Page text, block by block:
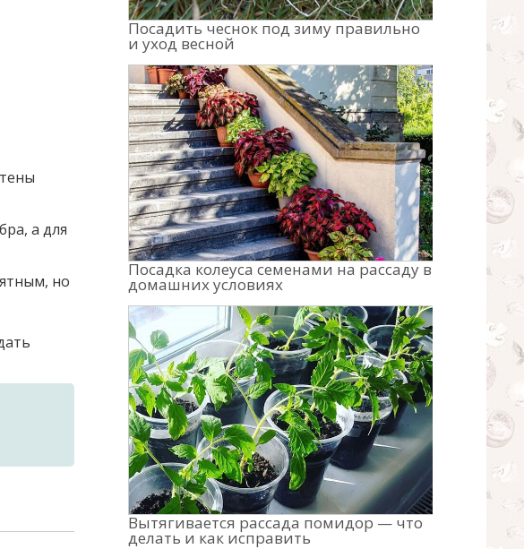
а для
но
Посадить чеснок под зиму правильно
и уход весной
Посадка колеуса семенами на рассаду в
домашних условиях
Вытягивается рассада помидор — что
делать и как исправить